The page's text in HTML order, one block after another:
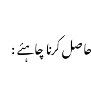
کرنا چاہئے :